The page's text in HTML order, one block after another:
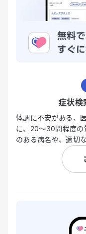
症状検
体調に不安がある、
に、20〜30問程度の
のある病名や、適切